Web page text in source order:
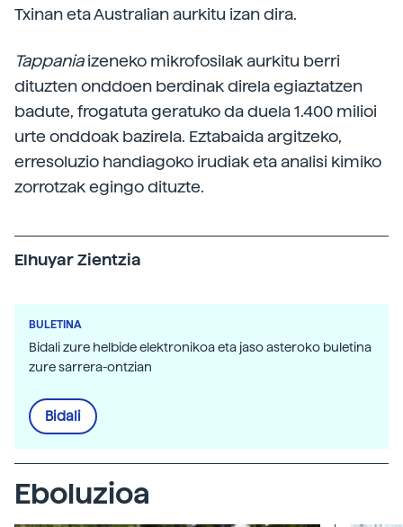
Txinan eta Australian aurkitu izan dira.
Tappaniaizeneko mikrofosilak aurkitu berri
dituzten onddoen berdinak direla egiaztatzen
badute, frogatuta geratuko da duela 1.400 milioi
urte onddoak bazirela. Eztabaida argitzeko,
erresoluzio handiagoko irudiak eta analisi kimiko
zorrotzak egingo dituzte.
Elhuyar Zientzia
BULETINA
Bidali zure helbide elektronikoa eta jaso asteroko buletina
zure sarrera-ontzian
Bidali
Eboluzioa